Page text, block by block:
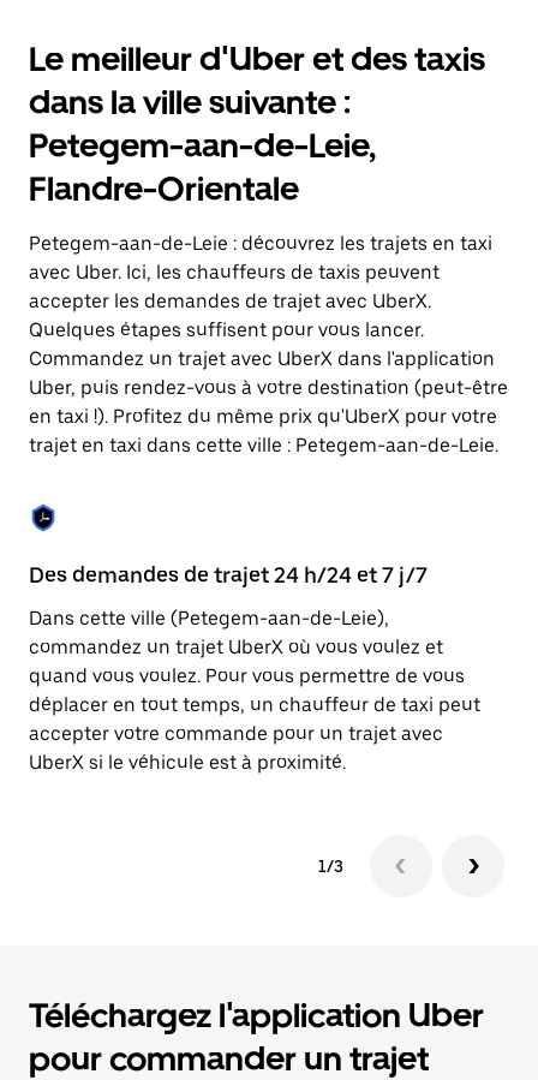
bas
pour
ouvrir
le
calendrier
et
sélectionner
une
Appuyez
sur
touche
Échap
pour
fermer
le
calendrier.
Le meilleur d'Uber et des taxis
dans la ville suivante :
Petegem-aan-de-Leie,
Flandre-Orientale
Petegem-aan-de-Leie : découvrez les trajets en taxi
avec Uber. Ici, les chauffeurs de taxis peuvent
accepter les demandes de trajet avec UberX.
Quelques étapes suffisent pour vous lancer.
Commandez un trajet avec UberX dans l'application
Uber, puis rendez-vous à votre destination (peut-être
en taxi !). Profitez du même prix qu'UberX pour votre
trajet en taxi dans cette ville : Petegem-aan-de-Leie.
Des demandes de trajet 24 h/24 et 7 j/7
Dans cette ville (Petegem-aan-de-Leie),
commandez un trajet UberX où vous voulez et
quand vous voulez. Pour vous permettre de vous
déplacer en tout temps, un chauffeur de taxi peut
accepter votre commande pour un trajet avec
UberX si le véhicule est à proximité.
1/3
Téléchargez l'application Uber
pour commander un trajet